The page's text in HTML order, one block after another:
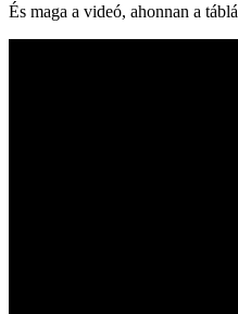
És maga a videó, ahonnan a